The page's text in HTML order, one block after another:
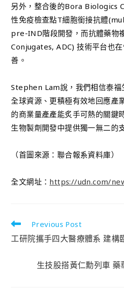
另外，整合後的Bora Biologics
性免疫檢查點T細胞銜接抗體
pre-IND階段開發，而抗體藥
Conjugates, ADC) 技術平台也
善。
Stephen Lam說，我們相信泰福
全球資源、更積極有效地回應產
的商業量產產能炙手可熱的關鍵
生物製劑開發中提供獨一無二的
（首圖來源：聯合報系資料庫）
全文網址： https://udn.com/
Previous Post
工研院攜手四大醫療體系 建構
生技股搭黃仁勳列車